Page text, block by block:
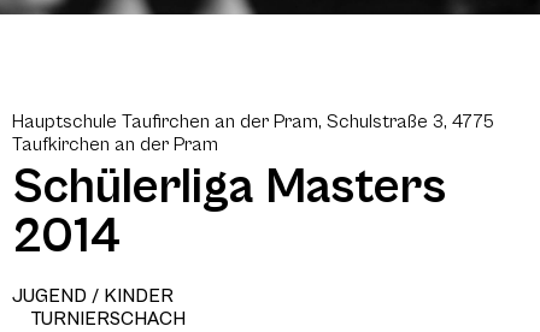
Hauptschule Taufirchen an der Pram, Schulstraße 3, 4775
Taufkirchen an der Pram
Schülerliga Masters
2014
JUGEND / KINDER
TURNIERSCHACH